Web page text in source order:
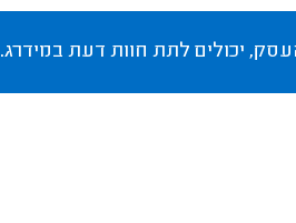
יכולים לתת חוות דעת במידרג.